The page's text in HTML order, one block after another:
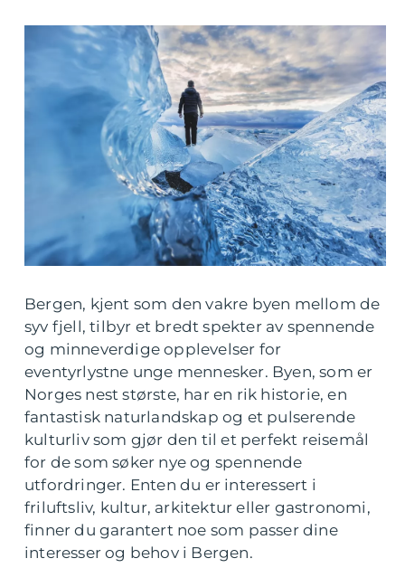
Bergen, kjent som den vakre byen mellom de
syv fjell, tilbyr et bredt spekter av spennende
og minneverdige opplevelser for
eventyrlystne unge mennesker. Byen, som er
Norges nest største, har en rik historie, en
fantastisk naturlandskap og et pulserende
kulturliv som gjør den til et perfekt reisemål
for de som søker nye og spennende
utfordringer. Enten du er interessert i
friluftsliv, kultur, arkitektur eller gastronomi,
finner du garantert noe som passer dine
interesser og behov i Bergen.